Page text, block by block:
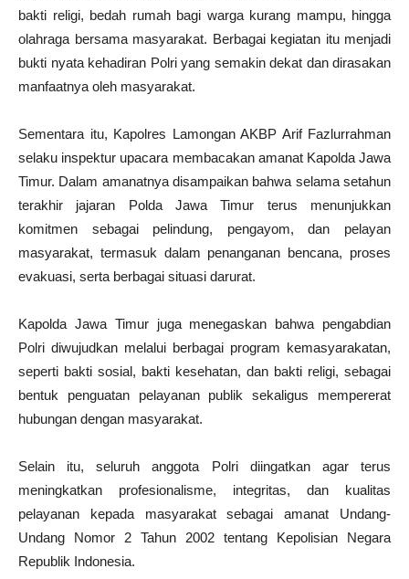
bakti religi, bedah rumah bagi warga kurang mampu, hingga
olahraga bersama masyarakat. Berbagai kegiatan itu menjadi
bukti nyata kehadiran Polri yang semakin dekat dan dirasakan
manfaatnya oleh masyarakat.
Sementara itu, Kapolres Lamongan AKBP Arif Fazlurrahman
selaku inspektur upacara membacakan amanat Kapolda Jawa
Timur. Dalam amanatnya disampaikan bahwa selama setahun
terakhir jajaran Polda Jawa Timur terus menunjukkan
komitmen sebagai pelindung, pengayom, dan pelayan
masyarakat, termasuk dalam penanganan bencana, proses
evakuasi, serta berbagai situasi darurat.
Kapolda Jawa Timur juga menegaskan bahwa pengabdian
Polri diwujudkan melalui berbagai program kemasyarakatan,
seperti bakti sosial, bakti kesehatan, dan bakti religi, sebagai
bentuk penguatan pelayanan publik sekaligus mempererat
hubungan dengan masyarakat.
Selain itu, seluruh anggota Polri diingatkan agar terus
meningkatkan profesionalisme, integritas, dan kualitas
pelayanan kepada masyarakat sebagai amanat Undang-
Undang Nomor 2 Tahun 2002 tentang Kepolisian Negara
Republik Indonesia.